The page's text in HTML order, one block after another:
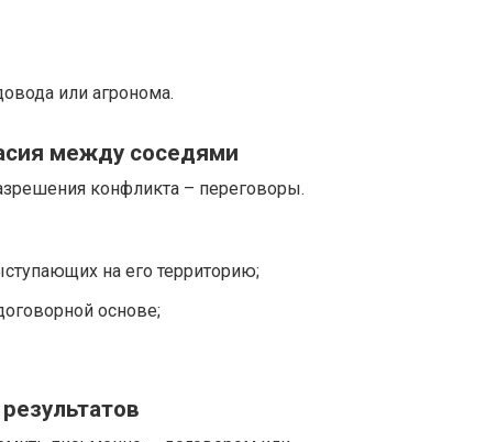
или агронома.
между соседями
конфликта – переговоры.
на его территорию;
основе;